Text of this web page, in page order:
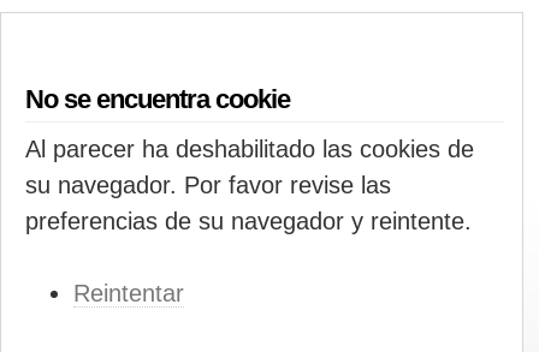
No se encuentra cookie
Al parecer ha deshabilitado las cookies de
su navegador. Por favor revise las
preferencias de su navegador y reintente.
Reintentar